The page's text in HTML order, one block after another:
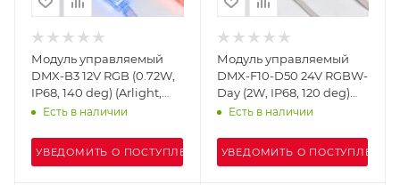
Модуль управляемый
DMX-B3 12V RGB (0.72W,
IP68, 140 deg) (Arlight,
Пластик, 3 года)
Есть в наличии
УВЕДОМИТЬ О ПОСТУПЛЕНИИ
Модуль управляемый
DMX-F10-D50 24V RGBW-
Day (2W, IP68, 120 deg)
(Arlight, Пластик, 3 года)
Есть в наличии
УВЕДОМИТЬ О ПОСТУПЛЕНИИ